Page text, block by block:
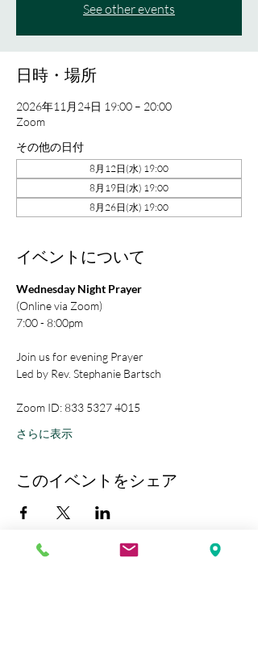
See other events
日時・場所
2026年11月24日 19:00 – 20:00
Zoom
その他の日付
8月12日(水) 19:00
8月19日(水) 19:00
8月26日(水) 19:00
イベントについて
Wednesday Night Prayer
(Online via Zoom)
7:00 - 8:00pm
Join us for evening Prayer
Led by Rev. Stephanie Bartsch
Zoom ID: 833 5327 4015
さらに表示
このイベントをシェア